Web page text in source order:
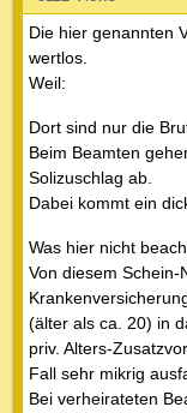
Die hier genannten
wertlos.
Weil:
Dort sind nur die
Beim Beamten
Solizuschlag ab.
Dabei kommt ein
Was hier nicht
Von diesem Schein-
(älter als ca. 20) in
priv. Alters-
Fall sehr mikrig
Bei verheirateten